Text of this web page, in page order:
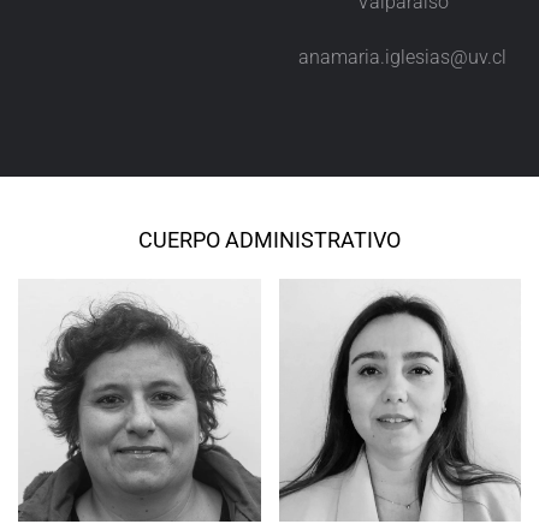
anamaria.iglesias@uv.cl
CUERPO ADMINISTRATIVO